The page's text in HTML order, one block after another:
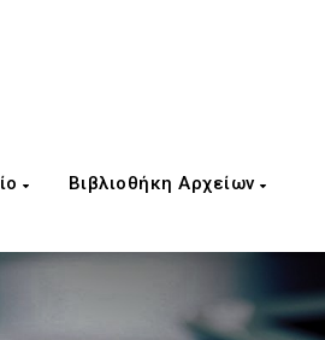
Βιβλιοθήκη Αρχείων